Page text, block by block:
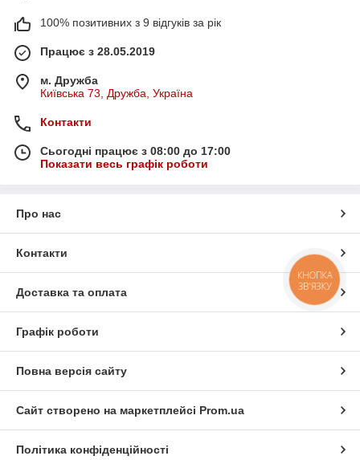
100% позитивних з 9 відгуків за рік
Працює з 28.05.2019
м. Дружба
Київська 73, Дружба, Україна
Контакти
Сьогодні працює з 08:00 до 17:00
Показати весь графік роботи
Про нас
Контакти
Доставка та оплата
Графік роботи
Повна версія сайту
Сайт створено на маркетплейсі Prom.ua
Політика конфіденційності
КНОПКА
ЗВ'ЯЗКУ